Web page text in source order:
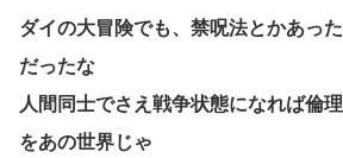
ダイの大冒険でも、禁呪法とかあっ
だったな
人間同士でさえ戦争状態になれば倫
をあの世界じゃ